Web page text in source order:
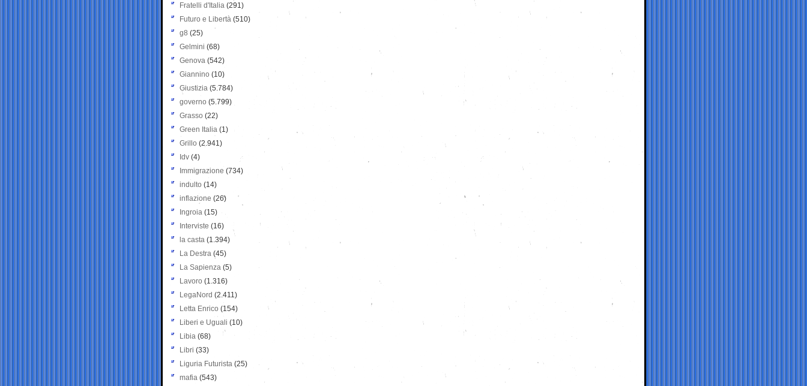
Fratelli d'Italia (291)
Futuro e Libertà (510)
g8 (25)
Gelmini (68)
Genova (542)
Giannino (10)
Giustizia (5.784)
governo (5.799)
Grasso (22)
Green Italia (1)
Grillo (2.941)
Idv (4)
Immigrazione (734)
indulto (14)
inflazione (26)
Ingroia (15)
Interviste (16)
la casta (1.394)
La Destra (45)
La Sapienza (5)
Lavoro (1.316)
LegaNord (2.411)
Letta Enrico (154)
Liberi e Uguali (10)
Libia (68)
Libri (33)
Liguria Futurista (25)
mafia (543)